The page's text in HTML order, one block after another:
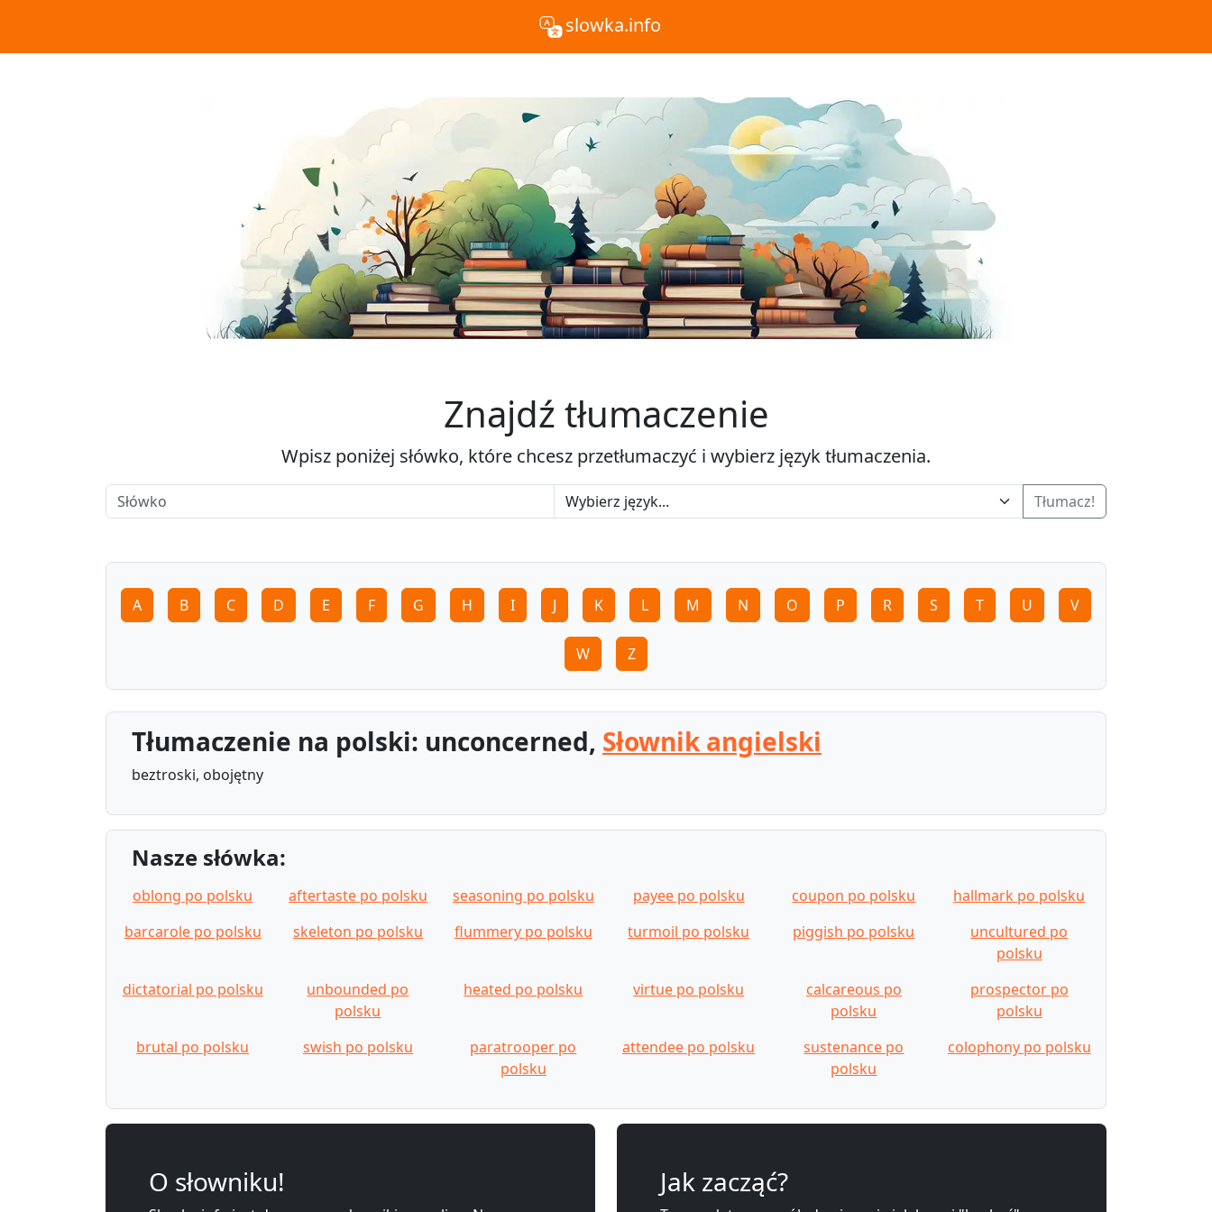
slowka.info
Znajdź tłumaczenie
Wpisz poniżej słówko, które chcesz przetłumaczyć i wybierz język tłumaczenia.
Tłumacz!
A B C D E F G H I J K L M N O P R S T U V
W Z
Tłumaczenie na polski: unconcerned, Słownik angielski
beztroski, obojętny
Nasze słówka:
oblong po polsku aftertaste po polsku seasoning po polsku payee po polsku coupon po polsku
hallmark po polsku
barcarole po polsku
skeleton po polsku flummery po polsku turmoil po polsku piggish po polsku
uncultured po
polsku
dictatorial po polsku
unbounded po
polsku
heated po polsku virtue po polsku
calcareous po
polsku
prospector po
polsku
brutal po polsku
swish po polsku
paratrooper po
polsku
attendee po polsku
sustenance po
polsku
colophony po polsku
O słowniku! Jak zacząć?